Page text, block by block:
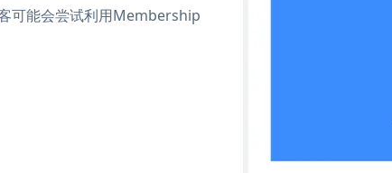
可能会尝试利用Membership